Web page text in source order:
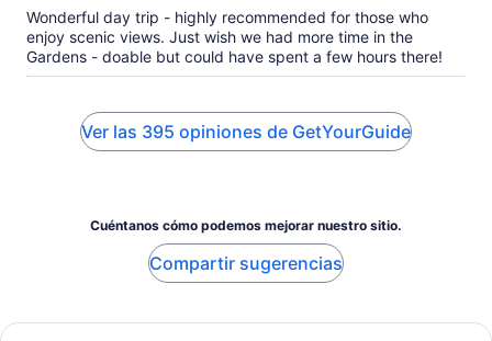
Wonderful day trip - highly recommended for those who
enjoy scenic views. Just wish we had more time in the
Gardens - doable but could have spent a few hours there!
Ver las 395 opiniones de GetYourGuide
Cuéntanos cómo podemos mejorar nuestro sitio.
Compartir sugerencias